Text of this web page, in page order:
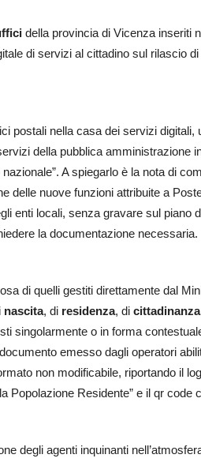
della provincia di Vicenza inseriti
di servizi al cittadino sul rilascio
postali nella casa dei servizi digitali,
della pubblica amministrazione
A spiegarlo è la nota di
delle nuove funzioni attribuite a
enti locali, senza gravare sul piano
la documentazione necessaria.
di quelli gestiti direttamente dal
nascita, di residenza, di cittadinanza
singolarmente o in forma
emesso dagli operatori
non modificabile, riportando il
Popolazione Residente” e il qr code
degli agenti inquinanti